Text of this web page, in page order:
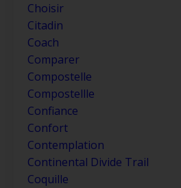
Choisir
Citadin
Coach
Comparer
Compostelle
Compostellle
Confiance
Confort
Contemplation
Continental Divide Trail
Coquille